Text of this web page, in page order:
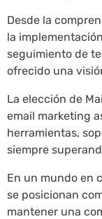
Desde la
la
seguimiento de
ofrecido una
La elección de
email marketing
herramientas,
siempre
En un mundo en
se posicionan
mantener una